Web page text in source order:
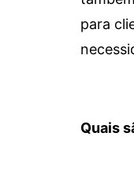
para
Quais